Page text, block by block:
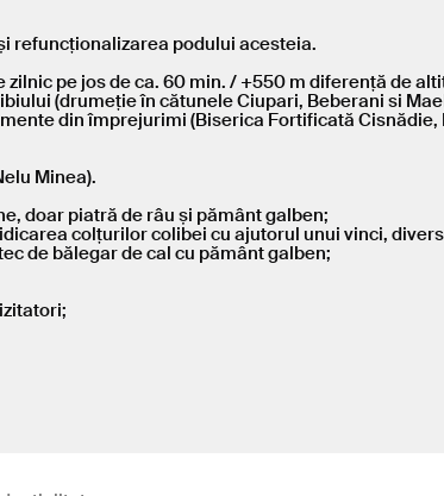
refuncționalizarea podului acesteia.
pe jos de ca. 60 min. / +550 m diferență de
(drumeție în cătunele Ciupari, Beberani si
din împrejurimi (Biserica Fortificată
Minea).
doar piatră de râu și pământ galben;
colțurilor colibei cu ajutorul unui vinci,
de bălegar de cal cu pământ galben;